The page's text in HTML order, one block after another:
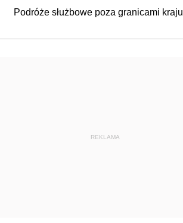
Podróże służbowe poza granicami kraju
REKLAMA